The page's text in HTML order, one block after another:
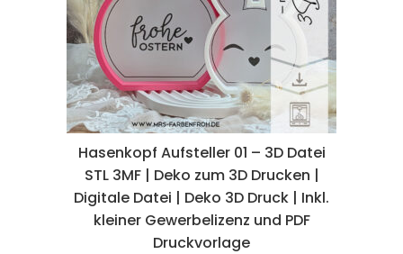
Hasenkopf Aufsteller 01 – 3D Datei
STL 3MF | Deko zum 3D Drucken |
Digitale Datei | Deko 3D Druck | Inkl.
kleiner Gewerbelizenz und PDF
Druckvorlage